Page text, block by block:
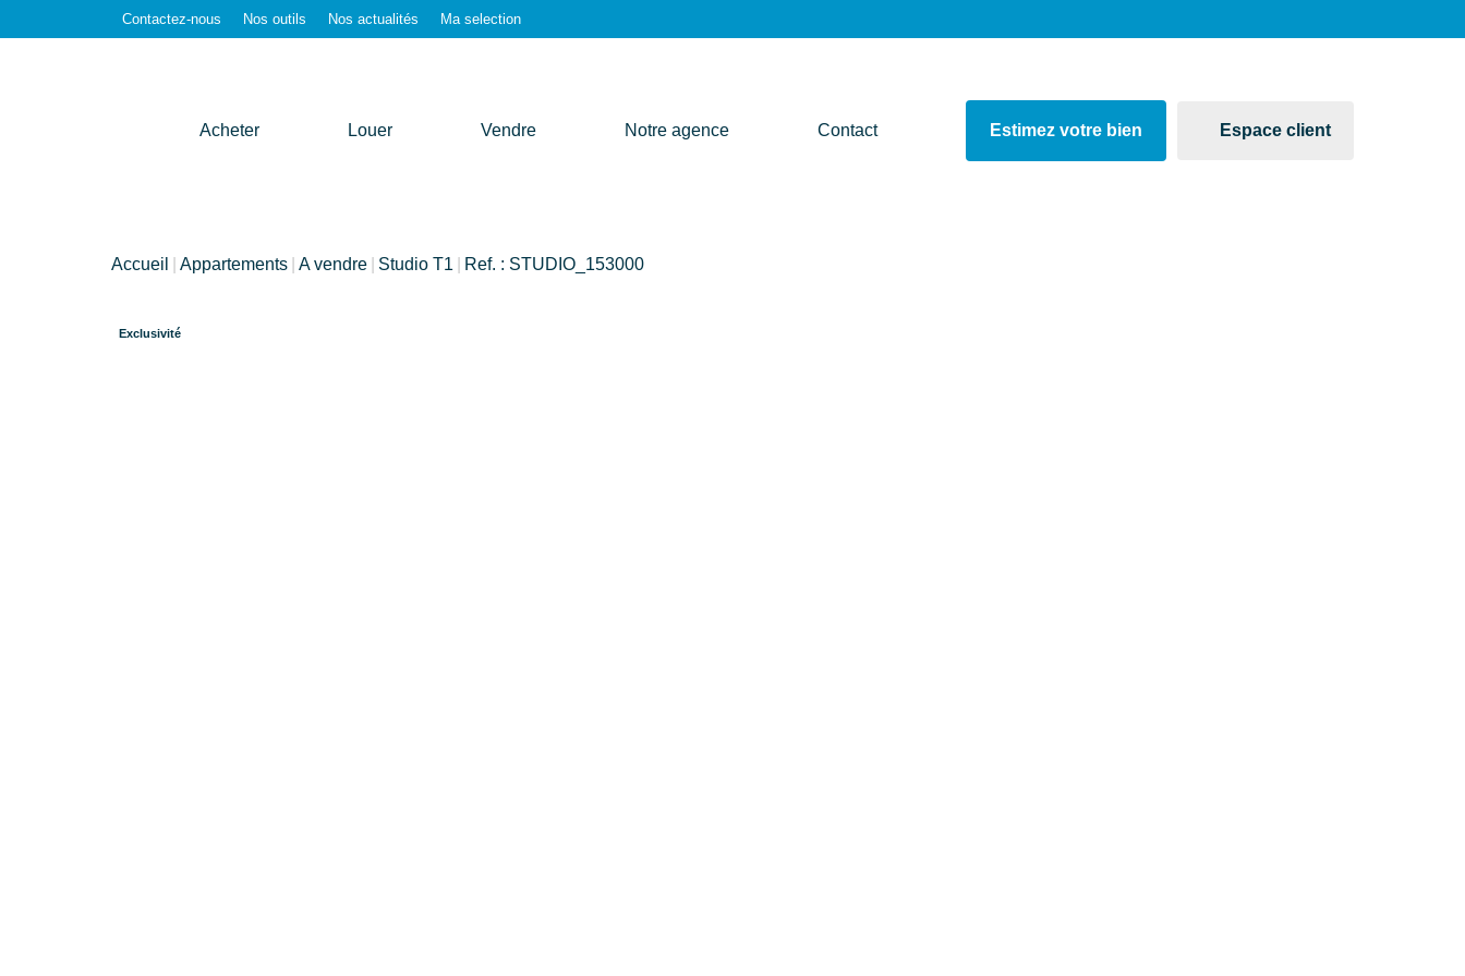
Contactez-nous Nos outils Nos actualités Ma selection
Acheter Louer Vendre Notre agence Contact Estimez votre bien Espace client
Accueil Appartements A vendre Studio T1 Ref. : STUDIO_153000
Exclusivité